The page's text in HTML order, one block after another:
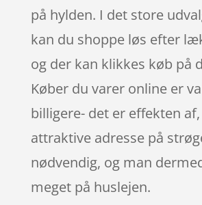
på hylden. I det store
kan du shoppe løs efter
og der kan klikkes køb på
Køber du varer online er
billigere- det er effekten
attraktive adresse på
nødvendig, og man
meget på huslejen.